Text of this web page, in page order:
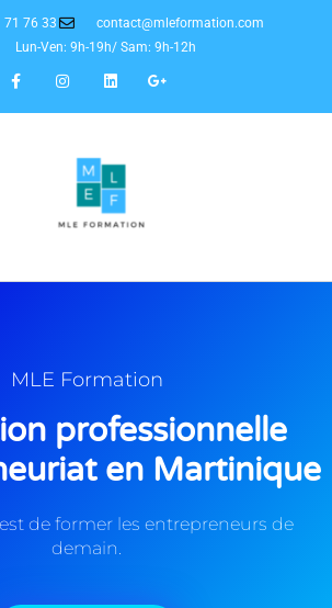
71 76 33
contact@mleformation.com
Lun-Ven: 9h-19h/ Sam: 9h-12h
MLE Formation
professionnelle
en Martinique
de former les entrepreneurs de
demain.